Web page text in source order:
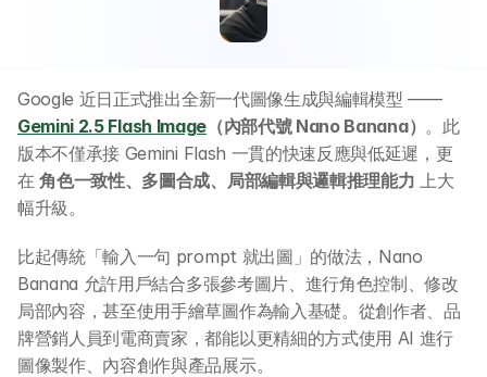
Google 近日正式推出全新一代圖像生成與編輯模型 ——
Gemini 2.5 Flash Image（內部代號 Nano Banana） 。此
版本不僅承接 Gemini Flash 一貫的快速反應與低延遲，更
在 角色一致性、多圖合成、局部編輯與邏輯推理能力 上大
幅升級。
比起傳統「輸入一句 prompt 就出圖」的做法，Nano
Banana 允許用戶結合多張參考圖片、進行角色控制、修改
局部內容，甚至使用手繪草圖作為輸入基礎。從創作者、品
牌營銷人員到電商賣家，都能以更精細的方式使用 AI 進行
圖像製作、內容創作與產品展示。